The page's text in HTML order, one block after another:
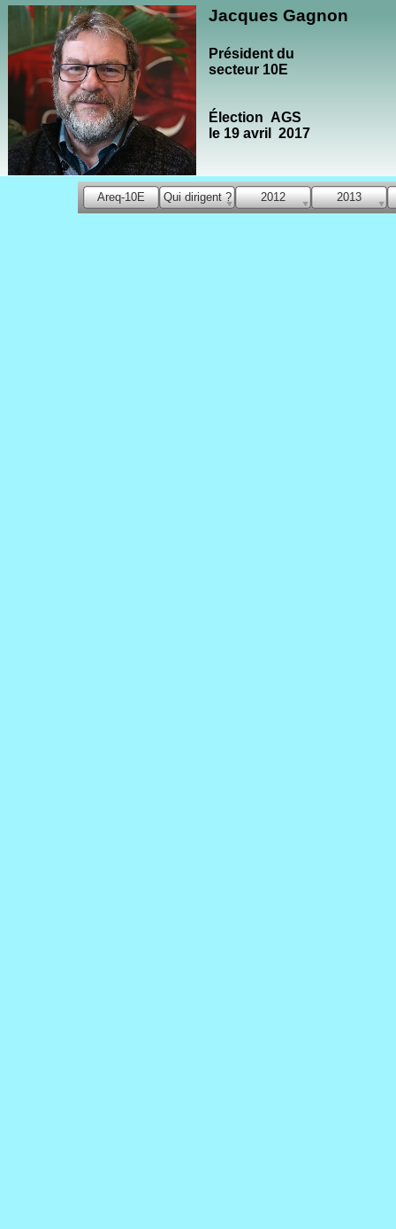
Areq-10E Qui dirigent ? 2012 2013
Jacques Gagnon
Président du
secteur 10E
Élection AGS
le 19 avril 2017